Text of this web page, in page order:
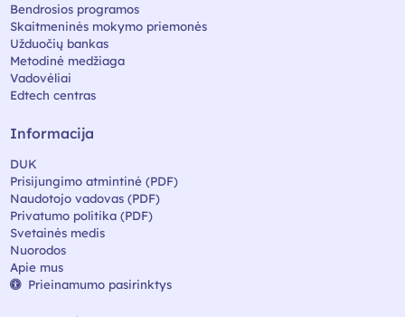
Bendrosios programos
Skaitmeninės mokymo priemonės
Užduočių bankas
Metodinė medžiaga
Vadovėliai
Edtech centras
Informacija
DUK
Prisijungimo atmintinė (PDF)
Naudotojo vadovas (PDF)
Privatumo politika (PDF)
Svetainės medis
Nuorodos
Apie mus
Prieinamumo pasirinktys